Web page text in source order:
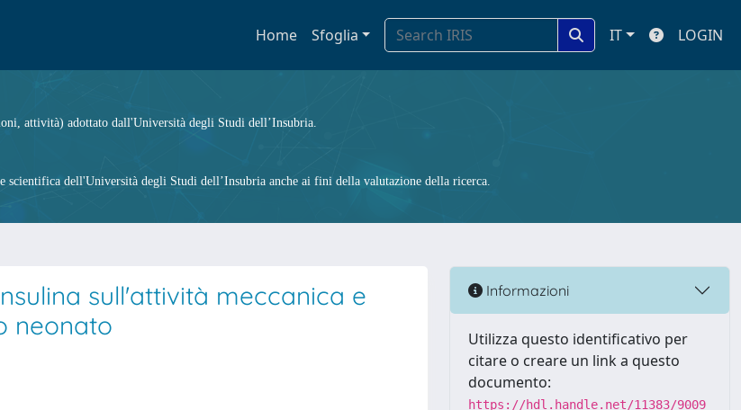
Home Sfoglia IT LOGIN
attività) adottato dall'Università degli Studi dell’Insubria.
scientifica dell'Università degli Studi dell’Insubria anche ai fini della valutazione della ricerca.
sull'attività meccanica e
neonato
Informazioni
Utilizza questo identificativo per
citare o creare un link a questo
documento:
https://hdl.handle.net/11383/9009